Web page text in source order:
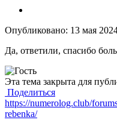
Опубликовано: 13 мая
Да, ответили, спасибо
Эта тема закрыта для
Поделиться
https://numerolog.club/
rebenka/